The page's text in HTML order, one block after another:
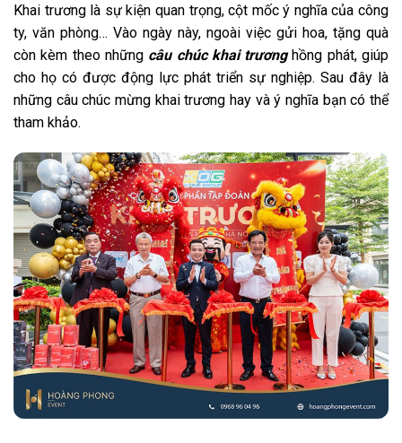
Khai trương là sự kiện quan trọng, cột mốc ý nghĩa của công
ty, văn phòng… Vào ngày này, ngoài việc gửi hoa, tặng quà
còn kèm theo những câu chúc khai trươnghồng phát, giúp
cho họ có được động lực phát triển sự nghiệp. Sau đây là
những câu chúc mừng khai trương hay và ý nghĩa bạn có thể
tham khảo.